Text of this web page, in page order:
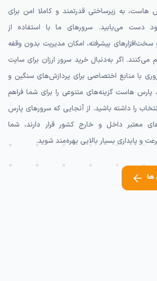
هاست، به زیرساختی قدرتمند و کاملا امن برای
دست می‌یابید. سرورهای ما با استفاده از
سخت‌افزارهای پیشرفته، امکان مدیریت بدون وقفه
می‌کنند. اگر به‌دنبال خرید سرور ارزان برای سایت
با منابع اختصاصی برای پردازش‌های سنگین و
پارس هاست گزینه‌های متنوعی را برای شما فراهم
را داشته باشید. از آنجایی که سرورهای پارس
معتبر داخل و خارج کشور قرار دارند، شما
و پایداری بسیار بالایی بهره‌مند شوید.